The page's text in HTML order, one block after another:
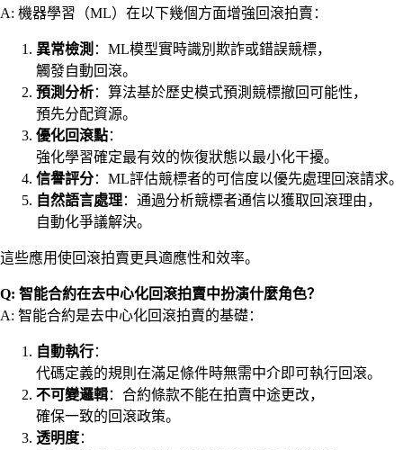
A: 機器學習（ML）在以下幾個方面增強回滾拍賣：
異常檢測 ：ML模型實時識別欺詐或錯誤競標，
觸發自動回滾。
預測分析：算法基於歷史模式預測競標撤回可能性，
預先分配資源。
優化回滾點：
強化學習確定最有效的恢復狀態以最小化干擾。
信譽評分：ML評估競標者的可信度以優先處理回滾請求。
自然語言處理：通過分析競標者通信以獲取回滾理由，
自動化爭議解決。
這些應用使回滾拍賣更具適應性和效率。
Q: 智能合約在去中心化回滾拍賣中扮演什麼角色？
A: 智能合約是去中心化回滾拍賣的基礎：
自動執行：
代碼定義的規則在滿足條件時無需中介即可執行回滾。
不可變邏輯：合約條款不能在拍賣中途更改，
確保一致的回滾政策。
透明度：